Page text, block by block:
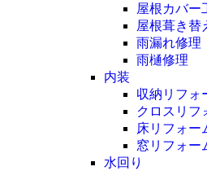
屋根カバー
屋根葺き替
雨漏れ修理
雨樋修理
内装
収納リフォ
クロスリフ
床リフォー
窓リフォー
水回り